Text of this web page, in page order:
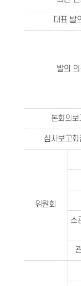
대표 발
발의
본회의보
심사보고회
위원회
소